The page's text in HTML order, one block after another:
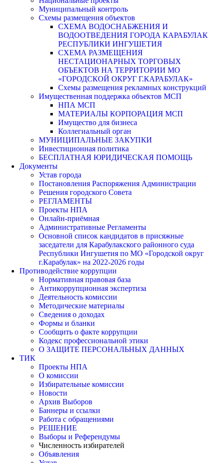
Муниципальный контроль
Схемы размещения объектов
СХЕМА ВОДОСНАБЖЕНИЯ И
ВОДООТВЕДЕНИЯ ГОРОДА КАРАБУЛАК
РЕСПУБЛИКИ ИНГУШЕТИЯ
СХЕМА РАЗМЕЩЕНИЯ
НЕСТАЦИОНАРНЫХ ТОРГОВЫХ
ОБЪЕКТОВ НА ТЕРРИТОРИИ МО
«ГОРОДСКОЙ ОКРУГ Г.КАРАБУЛАК»
Схемы размещения рекламных конструкций
Имущественная поддержка объектов МСП
НПА МСП
МАТЕРИАЛЫ КОРПОРАЦИЯ МСП
Имущество для бизнеса
Коллегиальный орган
МУНИЦИПАЛЬНЫЕ ЗАКУПКИ
Инвестиционная политика
БЕСПЛАТНАЯ ЮРИДИЧЕСКАЯ ПОМОЩЬ
Документы
Устав города
Постановления Распоряжения Администрации
Решения городского Совета
РЕГЛАМЕНТЫ
Проекты НПА
Онлайн-приёмная
Административные Регламенты
Основной список кандидатов в присяжные
заседатели для Карабулакского районного суда
Республики Ингушетия по МО «Городской округ
г.Карабулак» на 2022-2026 годы
Противодействие коррупции
Нормативная правовая база
Антикоррупционная экспертиза
Деятельность комиссии
Методические материалы
Сведения о доходах
Формы и бланки
Сообщить о факте коррупции
Кодекс профессиональной этики
О ЗАЩИТЕ ПЕРСОНАЛЬНЫХ ДАННЫХ
ТИК
Проекты НПА
О комиссии
Избирательные комиссии
Новости
Архив Выборов
Баннеры и ссылки
Работа с обращениями
РЕШЕНИЕ
Выборы и Референдумы
Численность избирателей
Объявления